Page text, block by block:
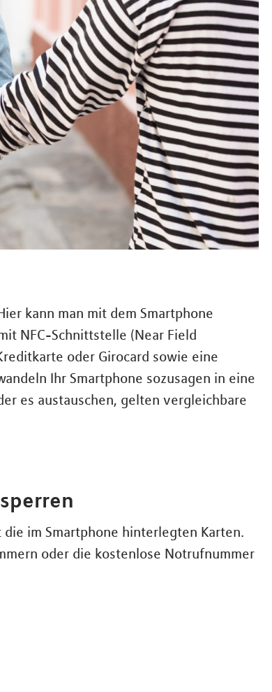
kann man mit dem Smartphone
NFC-Schnittstelle (Near Field
oder Girocard sowie eine
Ihr Smartphone sozusagen in eine
es austauschen, gelten vergleichbare
im Smartphone hinterlegten Karten.
oder die kostenlose Notrufnummer